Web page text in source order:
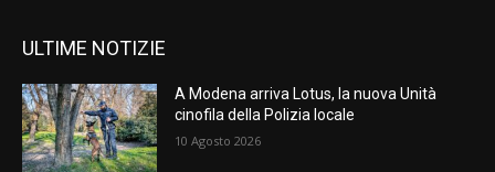
ULTIME NOTIZIE
A Modena arriva Lotus, la nuova Unità
cinofila della Polizia locale
10 Agosto 2026